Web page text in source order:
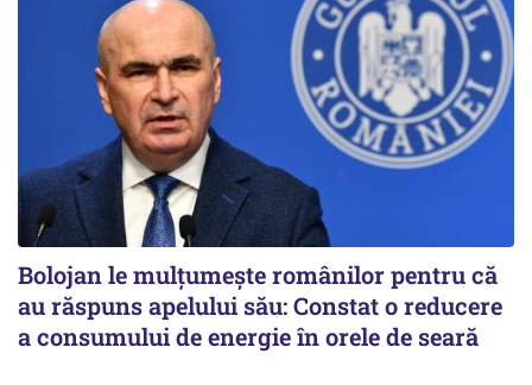
Bolojan le mulțumește românilor pentru că
au răspuns apelului său: Constat o reducere
a consumului de energie în orele de seară